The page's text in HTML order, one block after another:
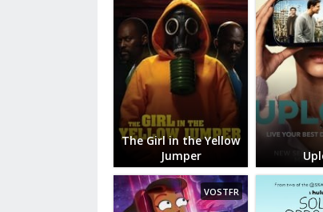
The Girl in the Yellow
Jumper
VOSTFR